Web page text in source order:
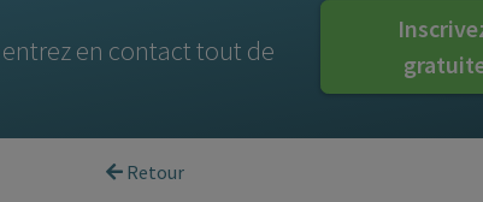
en contact tout de
Retour